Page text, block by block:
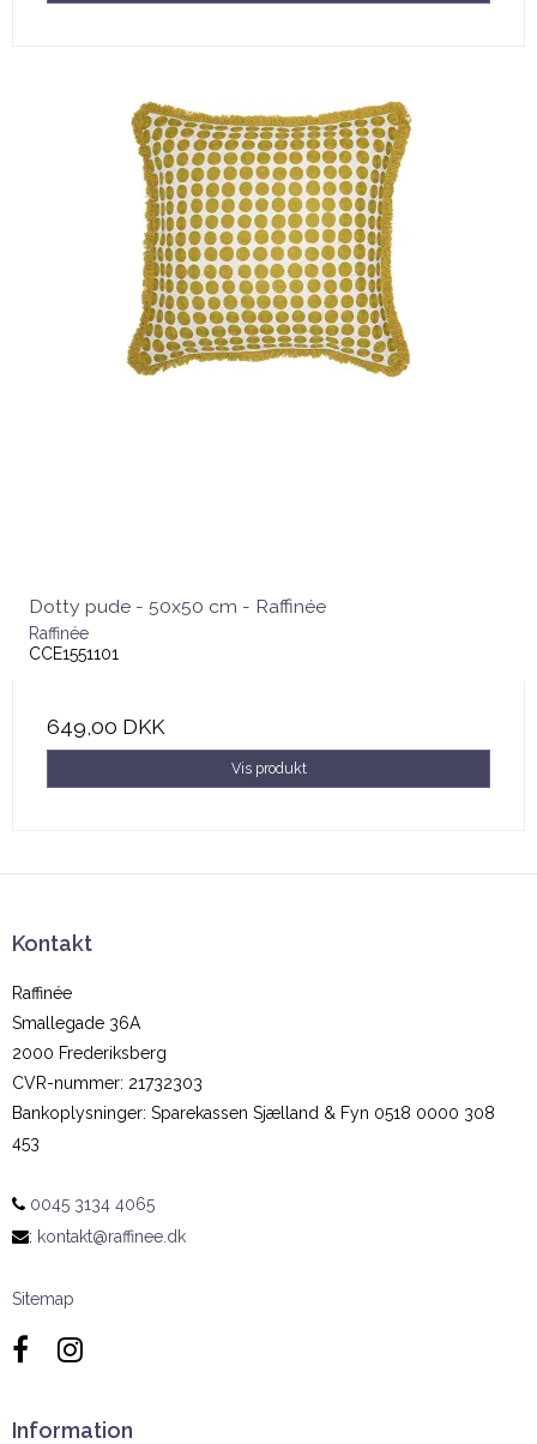
Dotty pude - 50x50 cm - Raffinée
Raffinée
CCE1551101
649,00 DKK
Vis produkt
Kontakt
Raffinée
Smallegade 36A
2000 Frederiksberg
CVR-nummer: 21732303
Bankoplysninger: Sparekassen Sjælland & Fyn 0518 0000 308
453
0045 3134 4065
: kontakt@raffinee.dk
Sitemap
Information